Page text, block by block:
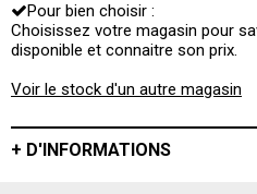
Pour bien choisir :
Choisissez votre magasin pour
disponible et connaitre son prix.
Voir le stock d'un autre magasin
+ D'INFORMATIONS